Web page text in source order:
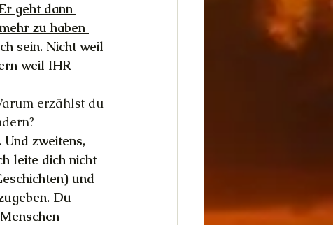
geht dann
zu haben
sein. Nicht weil
weil IHR
erzählst du
zweitens,
leite dich nicht
und –
Du